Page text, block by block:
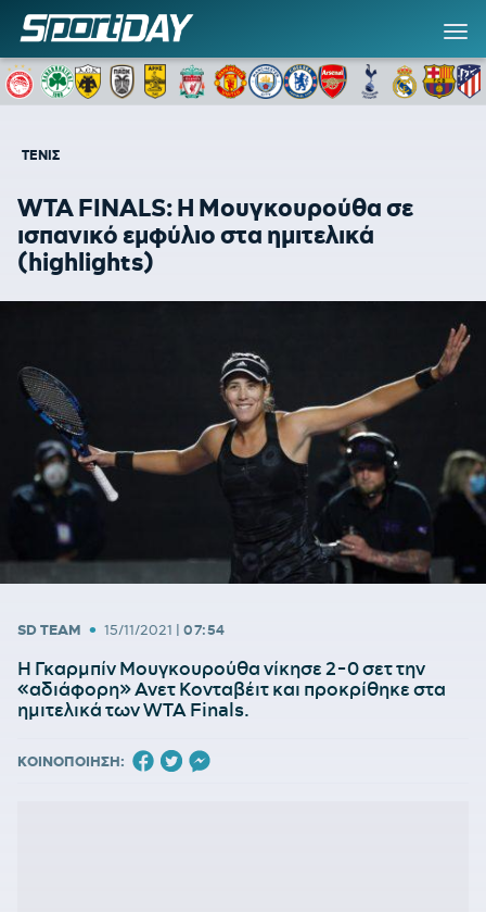
ΤΕΝΙΣ
WTA FINALS: Η Μουγκουρούθα σε
ισπανικό εμφύλιο στα ημιτελικά
(highlights)
SD TEAM • 15/11/2021 | 07:54
Η Γκαρμπίν Μουγκουρούθα νίκησε 2-0 σετ την
«αδιάφορη» Ανετ Κονταβέιτ και προκρίθηκε στα
ημιτελικά των WTA Finals.
ΚΟΙΝΟΠΟΙΗΣΗ: